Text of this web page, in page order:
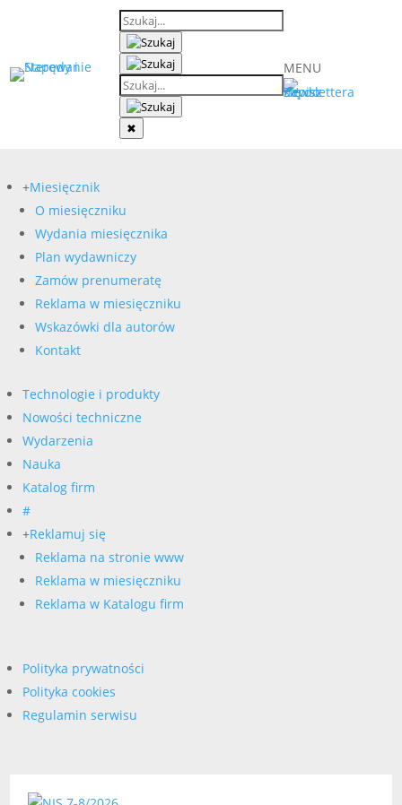
✖
MENU
+Miesięcznik
O miesięczniku
Wydania miesięcznika
Plan wydawniczy
Zamów prenumeratę
Reklama w miesięczniku
Wskazówki dla autorów
Kontakt
Technologie i produkty
Nowości techniczne
Wydarzenia
Nauka
Katalog firm
#
+Reklamuj się
Reklama na stronie www
Reklama w miesięczniku
Reklama w Katalogu firm
Polityka prywatności
Polityka cookies
Regulamin serwisu